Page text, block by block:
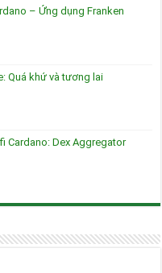
– Ứng dụng Franken
Quá khứ và tương lai
Cardano: Dex Aggregator